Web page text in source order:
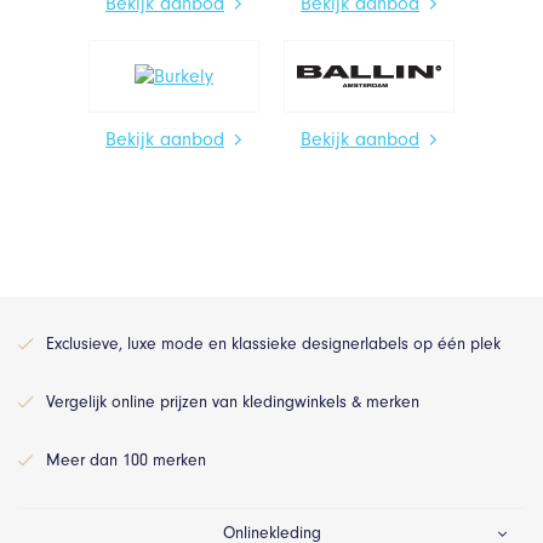
Bekijk aanbod Bekijk aanbod
Exclusieve, luxe mode en klassieke designerlabels op één plek
Vergelijk online prijzen van kledingwinkels & merken
Meer dan 100 merken
Onlinekleding